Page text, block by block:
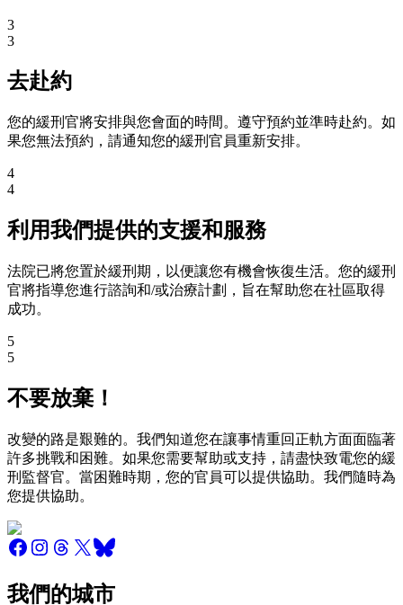
3
3
去赴約
您的緩刑官將安排與您會面的時間。遵守預約並準時赴約。如
果您無法預約，請通知您的緩刑官員重新安排。
4
4
利用我們提供的支援和服務
法院已將您置於緩刑期，以便讓您有機會恢復生活。您的緩刑
官將指導您進行諮詢和/或治療計劃，旨在幫助您在社區取得
成功。
5
5
不要放棄！
改變的路是艱難的。我們知道您在讓事情重回正軌方面面臨著
許多挑戰和困難。如果您需要幫助或支持，請盡快致電您的緩
刑監督官。當困難時期，您的官員可以提供協助。我們隨時為
您提供協助。
我們的城市